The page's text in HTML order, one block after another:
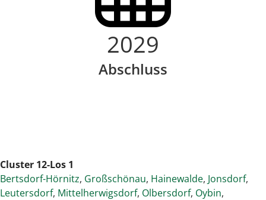
2029
Abschluss
Cluster 12-Los 1
Bertsdorf-Hörnitz, Großschönau, Hainewalde, Jonsdorf,
Leutersdorf, Mittelherwigsdorf, Olbersdorf, Oybin,